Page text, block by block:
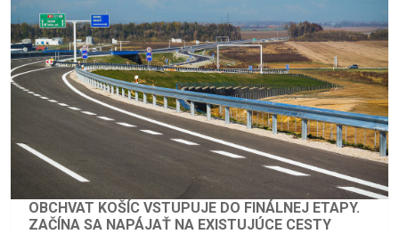
OBCHVAT KOŠÍC VSTUPUJE DO FINÁLNEJ ETAPY.
ZAČÍNA SA NAPÁJAŤ NA EXISTUJÚCE CESTY